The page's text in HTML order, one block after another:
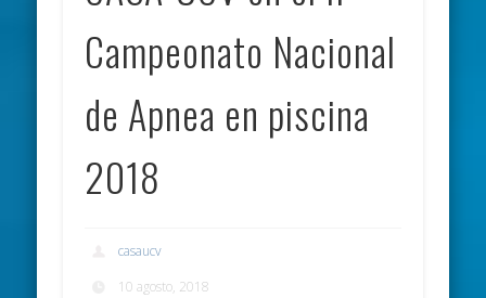
Campeonato Nacional
de Apnea en piscina
2018
casaucv
10 agosto, 2018